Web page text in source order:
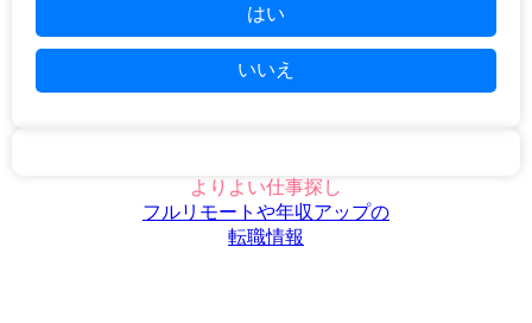
はい
いいえ
よりよい仕事探し
フルリモートや年収アップの
転職情報